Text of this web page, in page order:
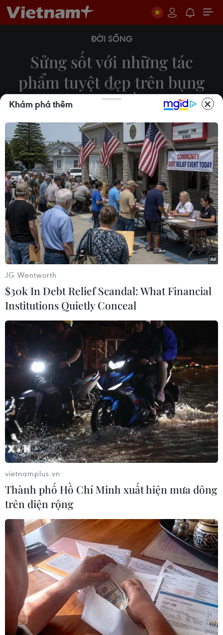
ĐỜI SỐNG
Sửng sốt với những tác
phẩm tuyệt đẹp trên bụng
các bà bầu
Huy Đồng
21/07/2016 23:08
Nữ họa sỹ Fatima Carrion Alfonso, 32 tuổi, đến từ
Sant Felio de Guixols, Tây Ban Nha đã khiến nhiều
người bất ngờ khi vẽ những tác phẩm nghệ thuật
tuyệt đẹp lên bụng các bà bầu.
Fatima Carrion Alfonso đã vẽ hơn 200 bụng bầu trong ba năm
qua. (Nguồn: Caters News Agency)
Ngày càng có nhiều người tìm đến cô để xin những tác phẩm
để đời. (Nguồn: Caters News Agency)
Khám phá thêm
JG Wentworth
$30k In Debt Relief Scandal: What Financial
Institutions Quietly Conceal
vietnamplus.vn
Thành phố Hồ Chí Minh xuất hiện mưa dông
trên diện rộng